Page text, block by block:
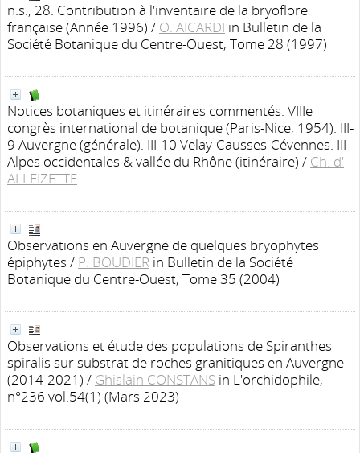
n.s., 28. Contribution à l'inventaire de la bryoflore
française (Année 1996) / O. AICARDI in Bulletin de la
Société Botanique du Centre-Ouest, Tome 28 (1997)
Notices botaniques et itinéraires commentés. VIIIe
congrès international de botanique (Paris-Nice, 1954). III-
9 Auvergne (générale). III-10 Velay-Causses-Cévennes. III--
Alpes occidentales & vallée du Rhône (itinéraire) / Ch. d'
ALLEIZETTE
Observations en Auvergne de quelques bryophytes
épiphytes / P. BOUDIER in Bulletin de la Société
Botanique du Centre-Ouest, Tome 35 (2004)
Observations et étude des populations de Spiranthes
spiralis sur substrat de roches granitiques en Auvergne
(2014-2021) / Ghislain CONSTANS in L'orchidophile,
n°236 vol.54(1) (Mars 2023)